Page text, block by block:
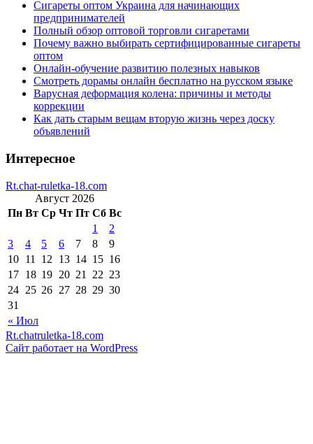
Сигареты оптом Украина для начинающих
предпринимателей
Полный обзор оптовой торговли сигаретами
Почему важно выбирать сертифицированные сигареты
оптом
Онлайн-обучение развитию полезных навыков
Смотреть дорамы онлайн бесплатно на русском языке
Варусная деформация колена: причины и методы
коррекции
Как дать старым вещам вторую жизнь через доску
объявлений
Интересное
Rt.chat-ruletka-18.com
Август 2026
Пн Вт Ср Чт Пт Сб Вс
« Июл
1
2
3
4 5 6 7 8
9
10 11 12 13 14 15 16
17 18 19 20 21 22 23
24 25 26 27 28 29 30
31
Rt.chatruletka-18.com
Сайт работает на WordPress